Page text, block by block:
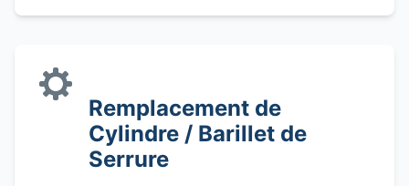
Remplacement de
Cylindre / Barillet de
Serrure